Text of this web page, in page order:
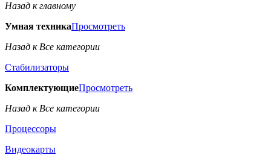
Назад к главному
Умная техникаПросмотреть
Назад к Все категории
Стабилизаторы
КомплектующиеПросмотреть
Назад к Все категории
Процессоры
Видеокарты